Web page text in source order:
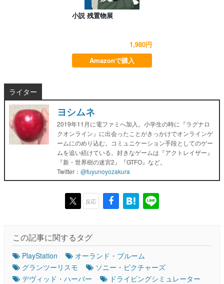
小説 残置物展
1,980円
Amazonで購入
ライター
ヨシムネ
2019年11月に電ファミへ加入。小学生の時に『ラグナロ
クオンライン』に出会ったことがきっかけでオンラインゲ
ームにのめり込む。コミュニケーション手段としてのゲー
ムを追い続けている。好きなゲームは『アクトレイザー』
『新・世界樹の迷宮2』『GTFO』など。
Twitter： @fuyunoyozakura
反応
この記事に関するタグ
PlayStation
オーランド・ブルーム
グランツーリスモ
ソニー・ピクチャーズ
デヴィッド・ハーバー
ドライビングシミュレーター